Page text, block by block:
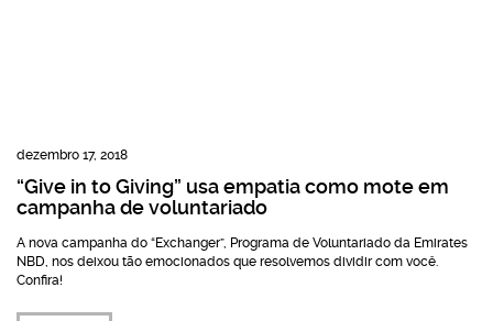
dezembro 17, 2018
“Give in to Giving” usa empatia como mote em
campanha de voluntariado
A nova campanha do “Exchanger”, Programa de Voluntariado da Emirates
NBD, nos deixou tão emocionados que resolvemos dividir com você.
Confira!